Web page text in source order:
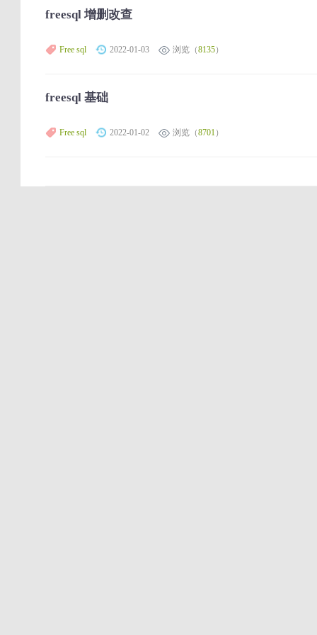
freesql 增删改查
Free sql 2022-01-03 浏览（8135）
freesql 基础
Free sql 2022-01-02 浏览（8701）